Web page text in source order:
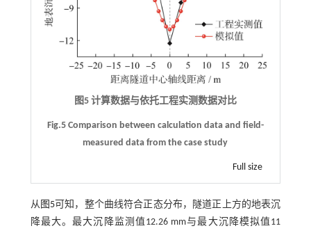
图5 计算数据与依托工程实测数据对比
Fig.5 Comparison between calculation data and field-
measured data from the case study
Full size
从 图5可知，整个曲线符合正态分布，隧道正上方的地表沉
降最大。最大沉降监测值12.26 mm与最大沉降模拟值11